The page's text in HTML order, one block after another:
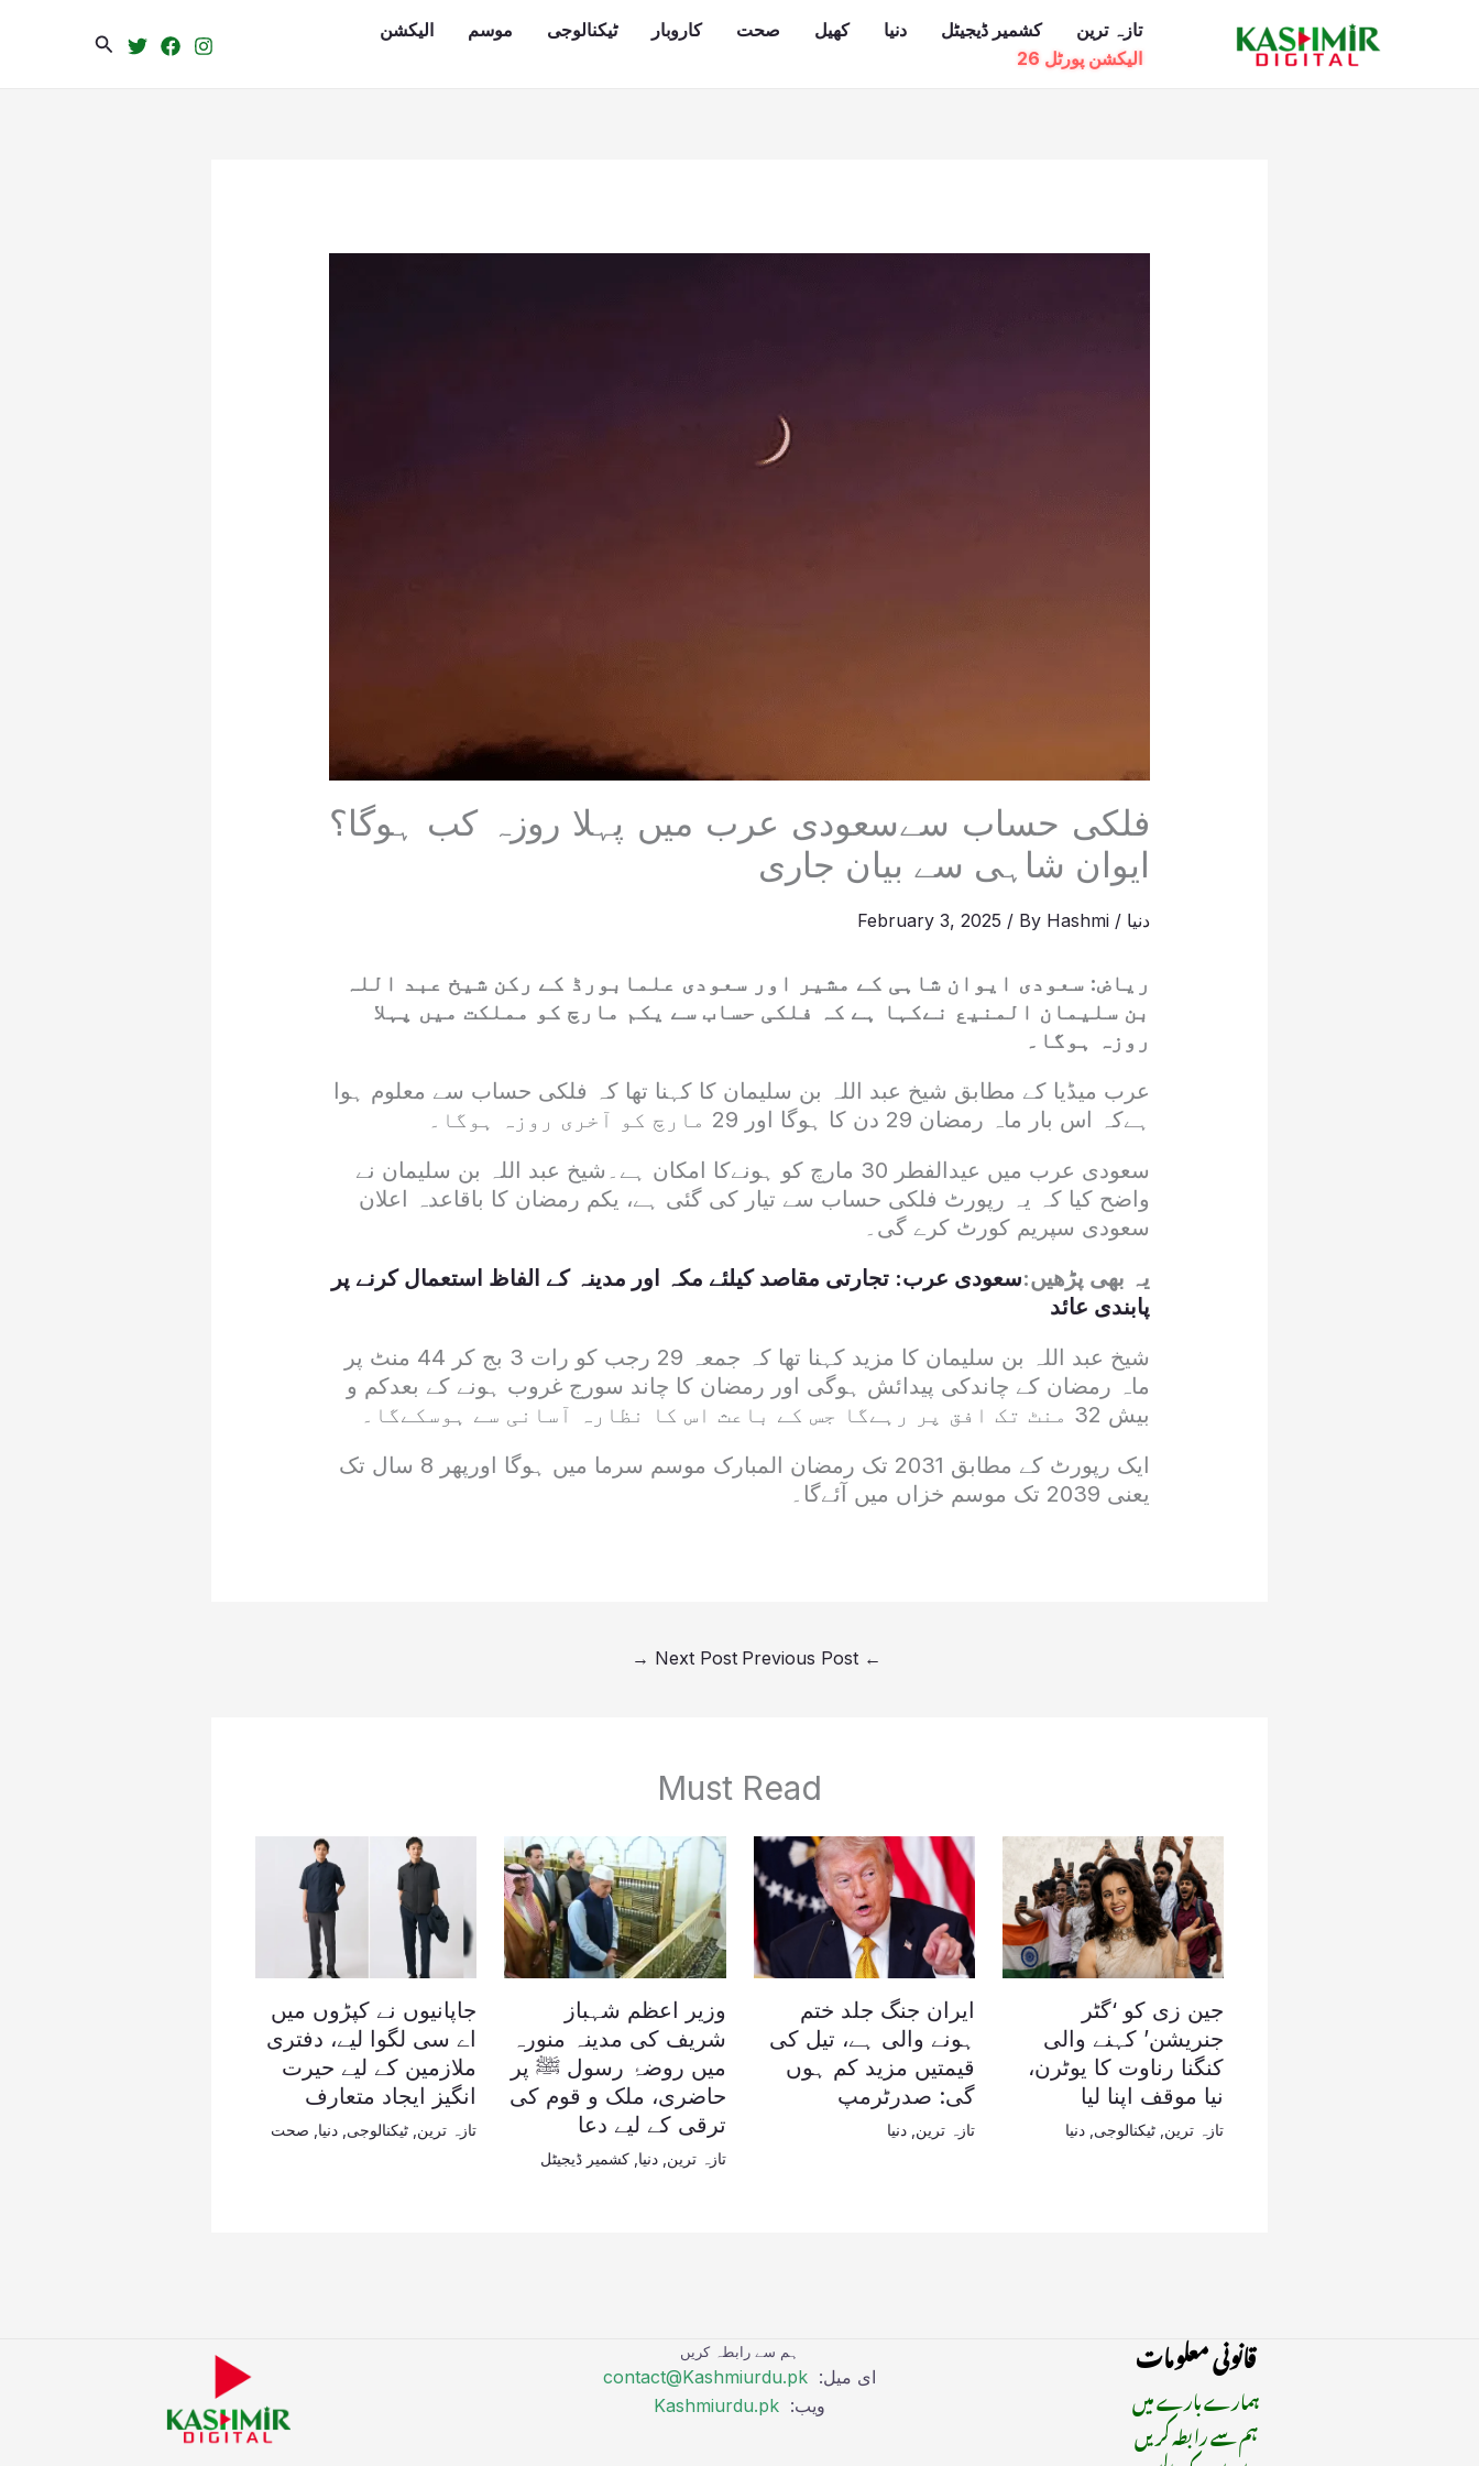
تازہ ترین کشمیر ڈیجیٹل دنیا کھیل صحت کاروبار ٹیکنالوجی موسم
الیکشن
الیکشن پورٹل 26
Search
فلکی حساب سےسعودی عرب میں پہلا روزہ کب ہوگا؟
ایوان شاہی سے بیان جاری
دنیا /
February 3, 2025 / By Hashmi
ریاض: سعودی ایوان شاہی کے مشیر اور سعودی علمابورڈ کے رکن شیخ عبد اللہ
بن سلیمان المنیع نےکہا ہے کہ فلکی حساب سے یکم مارچ کو مملکت میں پہلا
روزہ ہوگا۔
عرب میڈیا کے مطابق شیخ عبد اللہ بن سلیمان کا کہنا تھا کہ فلکی حساب سے معلوم ہوا
ہےکہ اس بار ماہ رمضان 29 دن کا ہوگا اور 29 مارچ کو آخری روزہ ہوگا۔
سعودی عرب میں عیدالفطر 30 مارچ کو ہونےکا امکان ہے۔شیخ عبد اللہ بن سلیمان نے
واضح کیا کہ یہ رپورٹ فلکی حساب سے تیار کی گئی ہے، یکم رمضان کا باقاعدہ اعلان
سعودی سپریم کورٹ کرے گی۔
یہ بھی پڑھیں:سعودی عرب: تجارتی مقاصد کیلئے مکہ اور مدینہ کے الفاظ استعمال کرنے پر
پابندی عائد
شیخ عبد اللہ بن سلیمان کا مزید کہنا تھا کہ جمعہ 29 رجب کو رات 3 بج کر 44 منٹ پر
ماہ رمضان کے چاندکی پیدائش ہوگی اور رمضان کا چاند سورج غروب ہونے کے بعدکم و
بیش 32 منٹ تک افق پر رہےگا جس کے باعث اس کا نظارہ آسانی سے ہوسکےگا۔
ایک رپورٹ کے مطابق 2031 تک رمضان المبارک موسم سرما میں ہوگا اورپھر 8 سال تک
یعنی 2039 تک موسم خزاں میں آئےگا۔
←
Next Post
→
Must Read
جین زی کو ‘گٹر
جنریشن’ کہنے والی
کنگنا رناوت کا یوٹرن،
نیا موقف اپنا لیا
تازہ ترین ٹیکنالوجی دنیا
ایران جنگ جلد ختم
ہونے والی ہے، تیل کی
قیمتیں مزید کم ہوں
گی: صدرٹرمپ
تازہ ترین ,دنیا
وزیر اعظم شہباز
شریف کی مدینہ منورہ
میں روضۂ رسول ﷺ پر
حاضری، ملک و قوم کی
ترقی کے لیے دعا
تازہ ترین ,دنیا ,کشمیر ڈیجیٹل
جاپانیوں نے کپڑوں میں
اے سی لگوا لیے، دفتری
ملازمین کے لیے حیرت
انگیز ایجاد متعارف
تازہ ترین ٹیکنالوجی دنیا صحت
قانونی معلومات
ہمارے بارے میں
ہم سے رابطہ کریں
ہم سے رابطہ کریں
ای میل: contact@Kashmiurdu.pk
ویب: Kashmiurdu.pk